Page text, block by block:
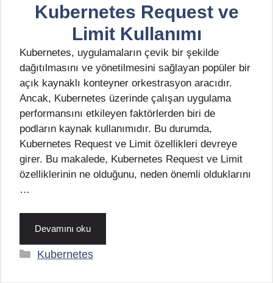
Kubernetes Request ve
Limit Kullanımı
Kubernetes, uygulamaların çevik bir şekilde
dağıtılmasını ve yönetilmesini sağlayan popüler bir
açık kaynaklı konteyner orkestrasyon aracıdır.
Ancak, Kubernetes üzerinde çalışan uygulama
performansını etkileyen faktörlerden biri de
podların kaynak kullanımıdır. Bu durumda,
Kubernetes Request ve Limit özellikleri devreye
girer. Bu makalede, Kubernetes Request ve Limit
özelliklerinin ne olduğunu, neden önemli olduklarını
…
Devamını oku
Kategoriler
Kubernetes